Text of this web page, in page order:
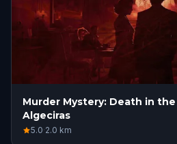
Murder Mystery: Death in
Algeciras
5.0·2.0 km